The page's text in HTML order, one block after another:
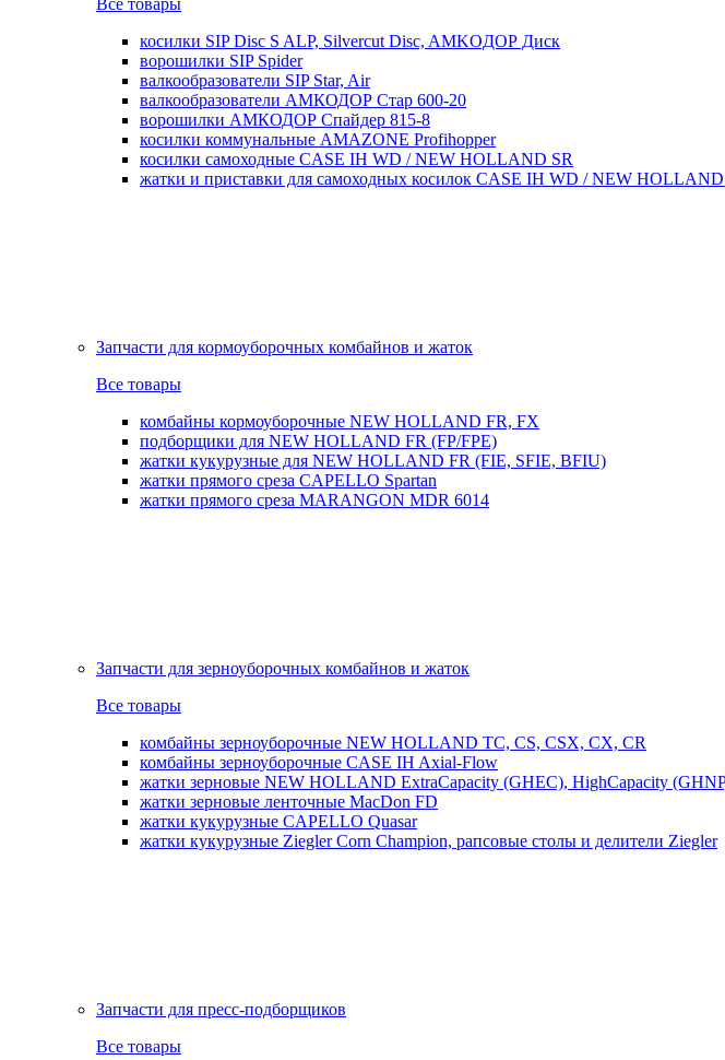
Все товары
косилки SIP Disc S ALP, Silvercut Disc, AMKOДОР Диск
ворошилки SIP Spider
валкообразователи SIP Star, Air
валкообразователи АМКОДОР Стар 600-20
ворошилки АМКОДОР Спайдер 815-8
косилки коммунальные AMAZONE Profihopper
косилки самоходные CASE IH WD / NEW HOLLAND SR
жатки и приставки для самоходных косилок CASE IH WD / NEW HOLLAND
Запчасти для кормоуборочных комбайнов и жаток
Все товары
комбайны кормоуборочные NEW HOLLAND FR, FX
подборщики для NEW HOLLAND FR (FP/FPE)
жатки кукурузные для NEW HOLLAND FR (FIE, SFIE, BFIU)
жатки прямого среза CAPELLO Spartan
жатки прямого среза MARANGON MDR 6014
Запчасти для зерноуборочных комбайнов и жаток
Все товары
комбайны зерноуборочные NEW HOLLAND TC, CS, CSX, CX, CR
комбайны зерноуборочные CASE IH Axial-Flow
жатки зерновые NEW HOLLAND ExtraCapacity (GHEC), HighCapacity
жатки зерновые ленточные MacDon FD
жатки кукурузные CAPELLO Quasar
жатки кукурузные Ziegler Corn Champion, рапсовые столы и делители Ziegler
Запчасти для пресс-подборщиков
Все товары